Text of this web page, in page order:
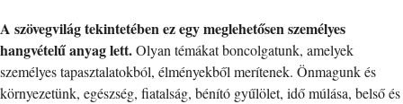
A szövegvilág tekintetében ez egy meglehetősen személyes
hangvételű anyag lett.Olyan témákat boncolgatunk, amelyek
személyes tapasztalatokból, élményekből merítenek. Önmagunk és
környezetünk, egészség, fiatalság, bénító gyűlölet, idő múlása, belső és